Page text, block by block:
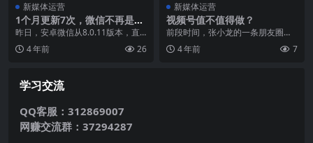
新媒体运营
1个月更新7次，微信不再是那
个微信
昨日，安卓微信从8.0.11版本，直
接跳到8.0.14版本并开始内测，而
隔壁iO...
4 年前 26
新媒体运营
视频号值不值得做？
前段时间，张小龙的一条朋友圈让
微信视频号重新出现在大众的视野
里。这个沉寂了许久的...
4 年前 7
学习交流
QQ客服：312869007
网赚交流群：37294287